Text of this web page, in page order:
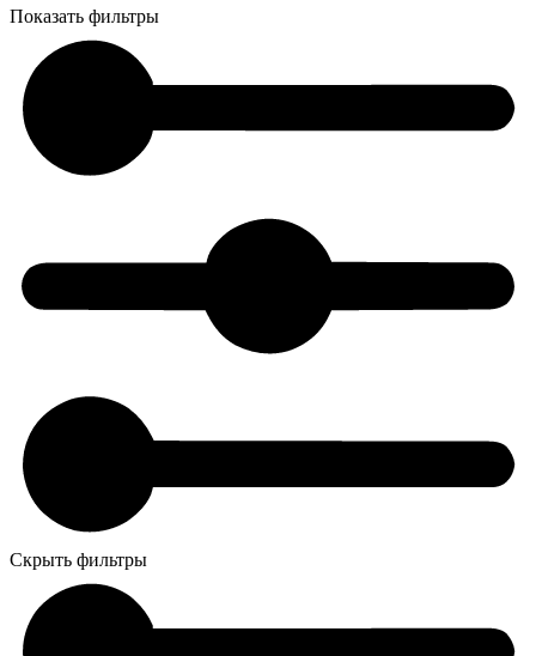
Показать фильтры
Скрыть фильтры